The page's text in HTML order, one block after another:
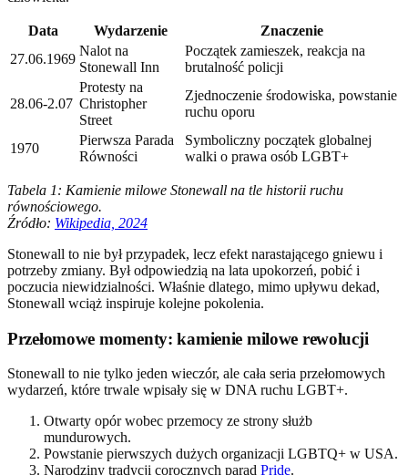
Data Wydarzenie
Znaczenie
27.06.1969
Nalot na
Stonewall Inn
Początek zamieszek, reakcja na
brutalność policji
28.06-2.07
Protesty na
Christopher
Street
Zjednoczenie środowiska, powstanie
ruchu oporu
1970
Pierwsza Parada
Równości
Symboliczny początek globalnej
walki o prawa osób LGBT+
Tabela 1: Kamienie milowe Stonewall na tle historii ruchu
równościowego.
Źródło: Wikipedia, 2024
Stonewall to nie był przypadek, lecz efekt narastającego gniewu i
potrzeby zmiany. Był odpowiedzią na lata upokorzeń, pobić i
poczucia niewidzialności. Właśnie dlatego, mimo upływu dekad,
Stonewall wciąż inspiruje kolejne pokolenia.
Przełomowe momenty: kamienie milowe rewolucji
Stonewall to nie tylko jeden wieczór, ale cała seria przełomowych
wydarzeń, które trwale wpisały się w DNA ruchu LGBT+.
Otwarty opór wobec przemocy ze strony służb
mundurowych.
Powstanie pierwszych dużych organizacji LGBTQ+ w USA.
Narodziny tradycji corocznych parad Pride.